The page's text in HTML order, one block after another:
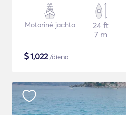
Motorinė jachta
24 ft
7 m
$1,022/diena